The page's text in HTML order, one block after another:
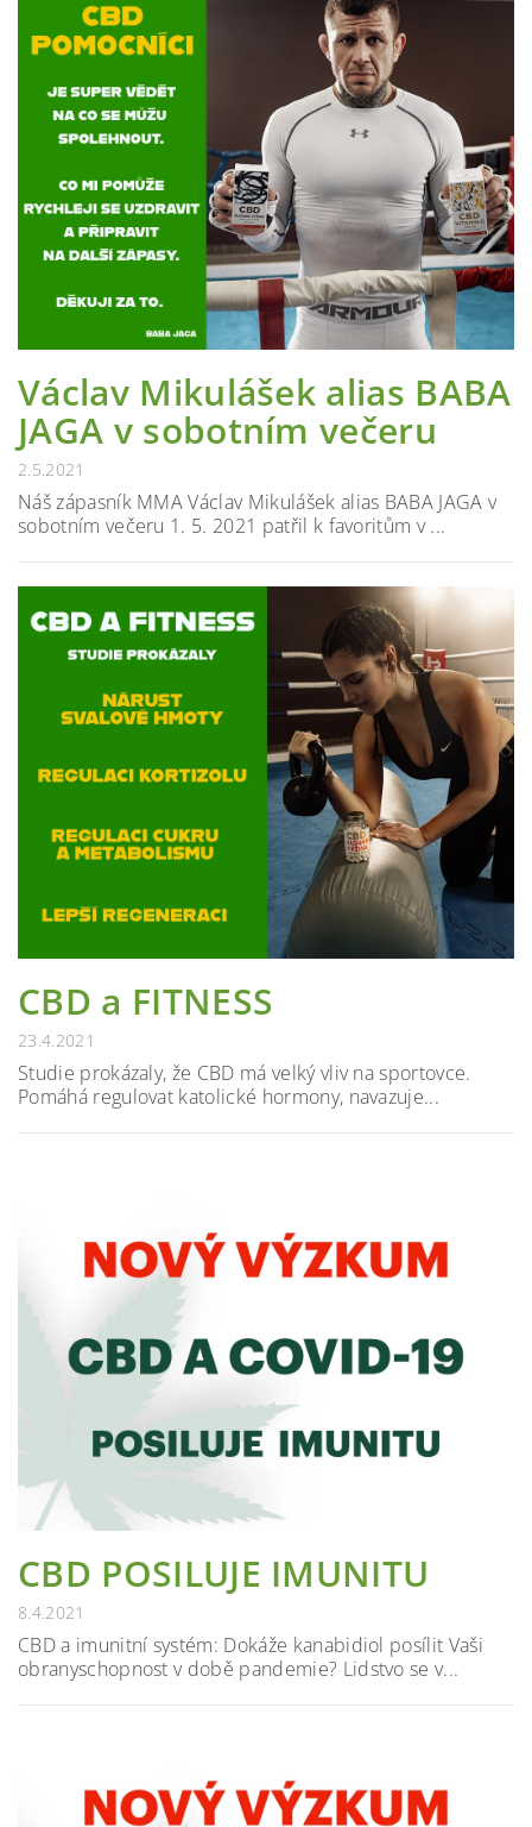
Václav Mikulášek alias BABA
JAGA v sobotním večeru
2.5.2021
Náš zápasník MMA Václav Mikulášek alias BABA JAGA v
sobotním večeru 1. 5. 2021 patřil k favoritům v ...
CBD a FITNESS
23.4.2021
Studie prokázaly, že CBD má velký vliv na sportovce.
Pomáhá regulovat katolické hormony, navazuje...
CBD POSILUJE IMUNITU
8.4.2021
CBD a imunitní systém: Dokáže kanabidiol posílit Vaši
obranyschopnost v době pandemie? Lidstvo se v...